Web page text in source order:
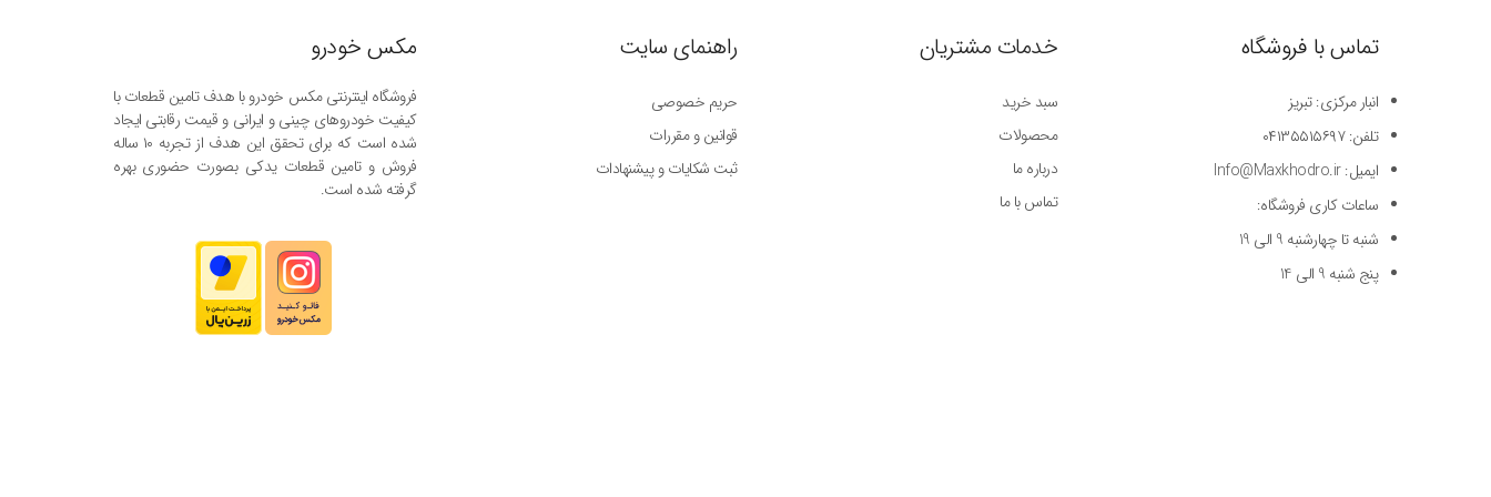
مکس خودرو
فروشگاه اینترنتی مکس خودرو با هدف تامین قطعات با
کیفیت خودروهای چینی و ایرانی و قیمت رقابتی ایجاد
شده است که برای تحقق این هدف از تجربه ۱۰ ساله
فروش و تامین قطعات یدکی بصورت حضوری بهره
گرفته شده است.
راهنمای سایت
حریم خصوصی
قوانین و مقررات
ثبت شکایات و پیشنهادات
خدمات مشتریان
سبد خرید
محصولات
درباره ما
تماس با ما
تماس با فروشگاه
انبار مرکزی: تبریز
تلفن: ۰۴۱۳۵۵۱۵۶۹۷
ایمیل: Info@Maxkhodro.ir
ساعات کاری فروشگاه:
شنبه تا چهارشنبه 9 الی 19
پنج شنبه 9 الی 14